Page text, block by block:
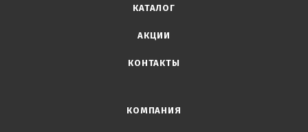
КАТАЛОГ
АКЦИИ
КОНТАКТЫ
КОМПАНИЯ